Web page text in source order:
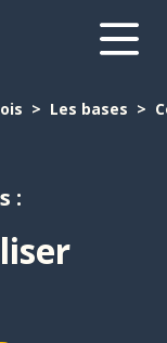
Les bases
: